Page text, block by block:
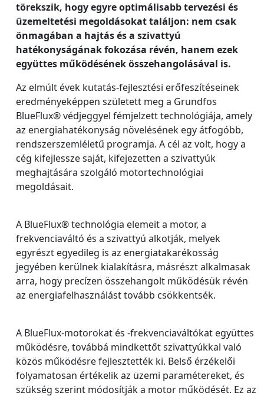
törekszik, hogy egyre optimálisabb tervezési és
üzemeltetési megoldásokat találjon: nem csak
önmagában a hajtás és a szivattyú
hatékonyságának fokozása révén, hanem ezek
együttes működésének összehangolásával is.
Az elmúlt évek kutatás-fejlesztési erőfeszítéseinek
eredményeképpen született meg a Grundfos
BlueFlux® védjeggyel fémjelzett technológiája, amely
az energiahatékonyság növelésének egy átfogóbb,
rendszerszemléletű programja. A cél az volt, hogy a
cég kifejlessze saját, kifejezetten a szivattyúk
meghajtására szolgáló motortechnológiai
megoldásait.
A BlueFlux® technológia elemeit a motor, a
frekvenciaváltó és a szivattyú alkotják, melyek
egyrészt egyedileg is az energiatakarékosság
jegyében kerülnek kialakításra, másrészt alkalmasak
arra, hogy precízen összehangolt működésük révén
az energiafelhasználást tovább csökkentsék.
A BlueFlux-motorokat és -frekvenciaváltókat együttes
működésre, továbbá mindkettőt szivattyúkkal való
közös működésre fejlesztették ki. Belső érzékelői
folyamatosan értékelik az üzemi paramétereket, és
szükség szerint módosítják a motor működését. Ez az